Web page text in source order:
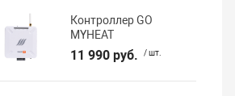
Контроллер GO
MYHEAT
11 990 руб. / шт.